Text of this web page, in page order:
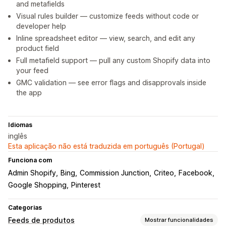
and metafields
Visual rules builder — customize feeds without code or
developer help
Inline spreadsheet editor — view, search, and edit any
product field
Full metafield support — pull any custom Shopify data into
your feed
GMC validation — see error flags and disapprovals inside
the app
Idiomas
inglês
Esta aplicação não está traduzida em português (Portugal)
Funciona com
Admin Shopify Bing Commission Junction Criteo
Facebook
Google Shopping
Pinterest
Categorias
Feeds de produtos Mostrar funcionalidades